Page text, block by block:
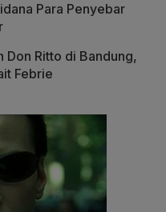
Para Penyebar
Don Ritto di Bandung,
Febrie